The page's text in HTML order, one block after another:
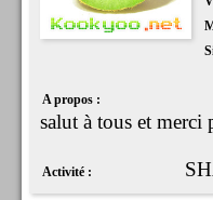
A propos :
salut à tous et
Activité :